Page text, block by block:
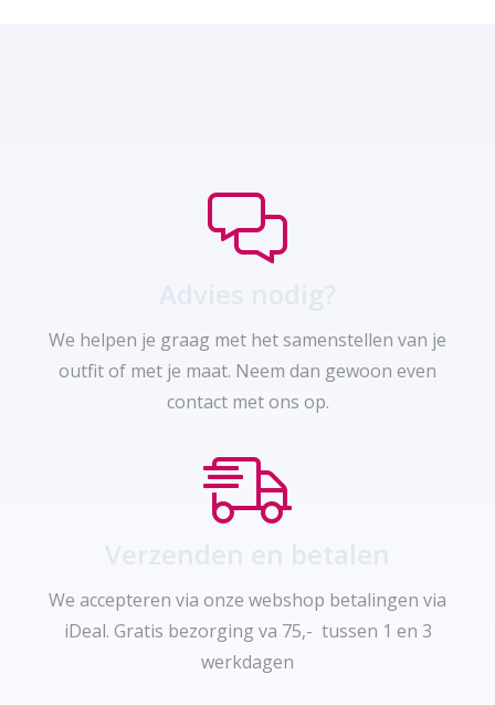
We helpen je graag met het samenstellen van je
outfit of met je maat. Neem dan gewoon even
contact met ons op.
We accepteren via onze webshop betalingen via
iDeal. Gratis bezorging va 75,- tussen 1 en 3
werkdagen